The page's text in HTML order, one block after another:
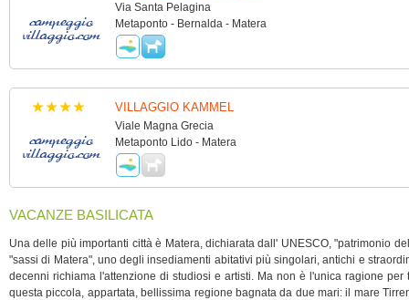
Via Santa Pelagina
Metaponto - Bernalda - Matera
VILLAGGIO KAMMEL
Viale Magna Grecia
Metaponto Lido - Matera
VACANZE BASILICATA
Una delle più importanti città è Matera, dichiarata dall' UNESCO, "patrimonio
"sassi di Matera", uno degli insediamenti abitativi più singolari, antichi e
decenni richiama l'attenzione di studiosi e artisti. Ma non è l'unica ragione per
questa piccola, appartata, bellissima regione bagnata da due mari: il mare